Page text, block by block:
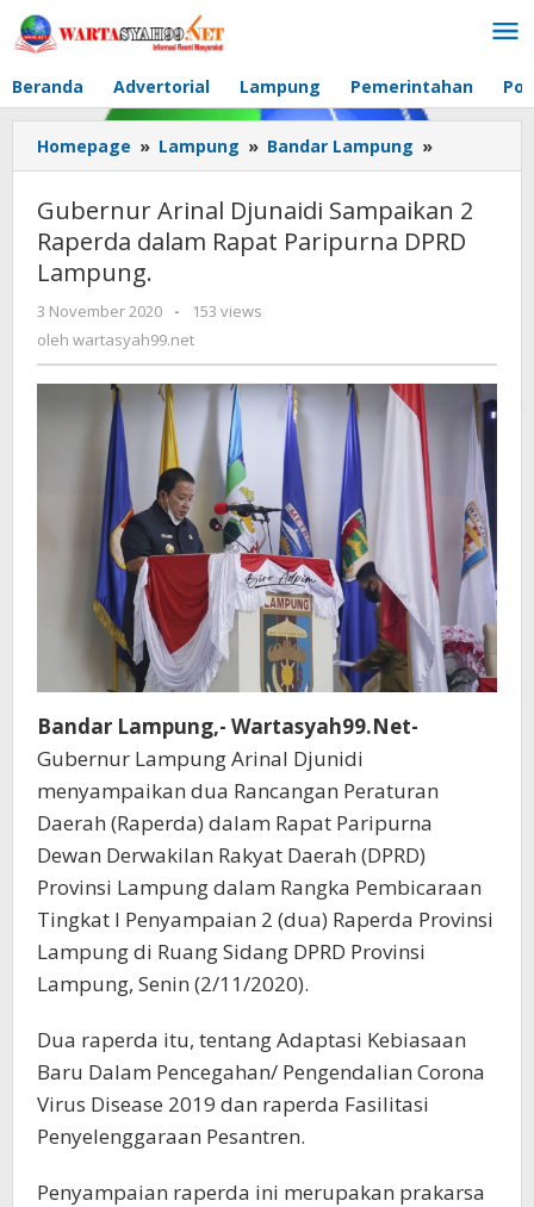
Lewati
ke
Beranda
Advertorial Lampung Pemerintahan
Homepage » Lampung » Bandar Lampung »
Arinal
Sampaikan
2
DPRD
Lampung.
Gubernur Arinal Djunaidi Sampaikan 2
Raperda dalam Rapat Paripurna DPRD
Lampung.
3 November 2020
oleh
wartasyah99.net
-
153 views
oleh wartasyah99.net
Bandar Lampung,- Wartasyah99.Net-
Gubernur Lampung Arinal Djunidi
menyampaikan dua Rancangan Peraturan
Daerah (Raperda) dalam Rapat Paripurna
Dewan Derwakilan Rakyat Daerah (DPRD)
Provinsi Lampung dalam Rangka Pembicaraan
Tingkat I Penyampaian 2 (dua) Raperda Provinsi
Lampung di Ruang Sidang DPRD Provinsi
Lampung, Senin (2/11/2020).
Dua raperda itu, tentang Adaptasi Kebiasaan
Baru Dalam Pencegahan/ Pengendalian Corona
Virus Disease 2019 dan raperda Fasilitasi
Penyelenggaraan Pesantren.
Penyampaian raperda ini merupakan prakarsa